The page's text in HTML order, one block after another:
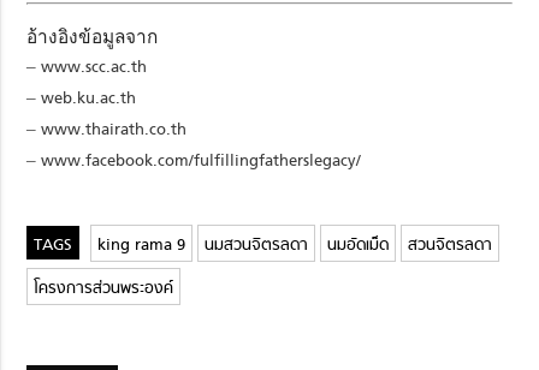
อ้างอิงข้อมูลจาก
–www.scc.ac.th
–web.ku.ac.th
–www.thairath.co.th
–www.facebook.com/fulfillingfatherslegacy/
king rama 9 นมสวนจิตรลดา นมอัดเม็ด
สวนจิตรลดา
โครงการส่วนพระองค์